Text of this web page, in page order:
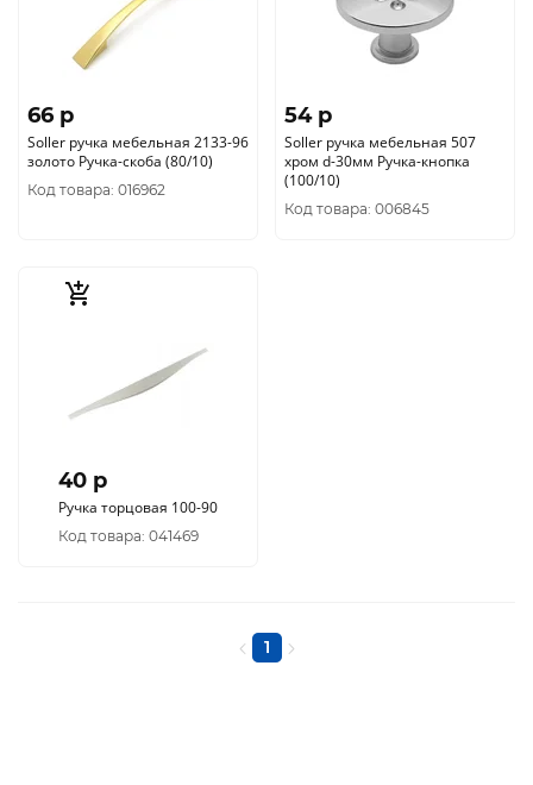
66 p
Soller ручка мебельная 2133-96
золото Ручка-скоба (80/10)
Код товара: 016962
54 p
Soller ручка мебельная 507
хром d-30мм Ручка-кнопка
(100/10)
Код товара: 006845
40 p
Ручка торцовая 100-90
Код товара: 041469
1